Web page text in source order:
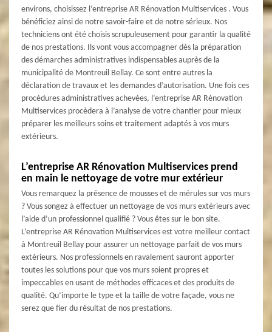
environs, choisissez l’entreprise AR Rénovation Multiservices . Vous
bénéficiez ainsi de notre savoir-faire et de notre sérieux. Nos
techniciens ont été choisis scrupuleusement pour garantir la qualité
de nos prestations. Ils vont vous accompagner dès la préparation
des démarches administratives indispensables auprès de la
municipalité de Montreuil Bellay. Ce sont entre autres la
déclaration de travaux et les demandes d’autorisation. Une fois ces
procédures administratives achevées, l’entreprise AR Rénovation
Multiservices procèdera à l’analyse de votre chantier pour mieux
préparer les meilleurs soins et traitement adaptés à vos murs
extérieurs.
L’entreprise AR Rénovation Multiservices prend
en main le nettoyage de votre mur extérieur
Vous remarquez la présence de mousses et de mérules sur vos murs
? Vous songez à effectuer un nettoyage de vos murs extérieurs avec
l’aide d’un professionnel qualifié ? Vous êtes sur le bon site.
L’entreprise AR Rénovation Multiservices est votre meilleur contact
à Montreuil Bellay pour assurer un nettoyage parfait de vos murs
extérieurs. Nos professionnels en ravalement sauront apporter
toutes les solutions pour que vos murs soient propres et
impeccables en usant de méthodes efficaces et des produits de
qualité. Qu’importe le type et la taille de votre façade, vous ne
serez que fier du résultat de nos prestations.